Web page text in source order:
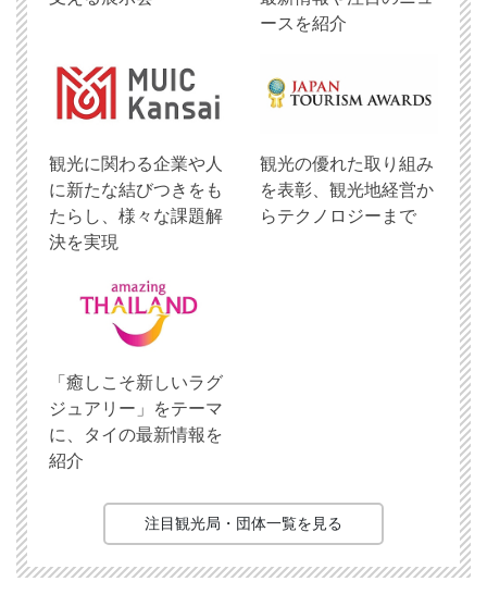
ースを紹介
観光に関わる企業や人
に新たな結びつきをも
たらし、様々な課題解
決を実現
観光の優れた取り組み
を表彰、観光地経営か
らテクノロジーまで
「癒しこそ新しいラグ
ジュアリー」をテーマ
に、タイの最新情報を
紹介
注目観光局・団体一覧を見る